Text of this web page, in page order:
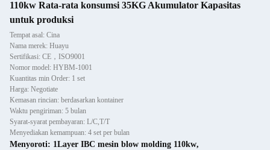
110kw Rata-rata konsumsi 35KG Akumulator Kapasitas
untuk produksi
Tempat asal: Cina
Nama merek: Huayu
Sertifikasi: CE，ISO9001
Nomor model: HYBM-1001
Kuantitas min Order: 1 set
Harga: Negotiate
Kemasan rincian: berdasarkan kontainer
Waktu pengiriman: 5 bulan
Syarat-syarat pembayaran: L/C,T/T
Menyediakan kemampuan: 4 set per bulan
Menyoroti: 1Layer IBC mesin blow molding 110kw,